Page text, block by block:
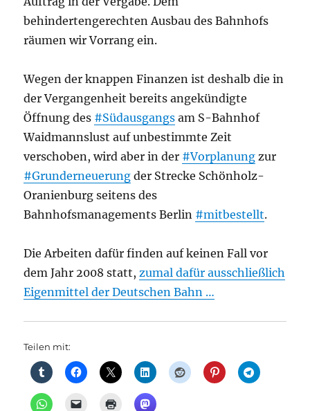
behindertengerechten Ausbau des Bahnhofs
räumen wir Vorrang ein.
Wegen der knappen Finanzen ist deshalb die in
der Vergangenheit bereits angekündigte
Öffnung des #Südausgangs am S-Bahnhof
Waidmannslust auf unbestimmte Zeit
verschoben, wird aber in der #Vorplanung zur
#Grunderneuerung der Strecke Schönholz-
Oranienburg seitens des
Bahnhofsmanagements Berlin #mitbestellt.
Die Arbeiten dafür finden auf keinen Fall vor
dem Jahr 2008 statt,zumal dafür ausschließlich
Eigenmittel der Deutschen Bahn …
Teilen mit: